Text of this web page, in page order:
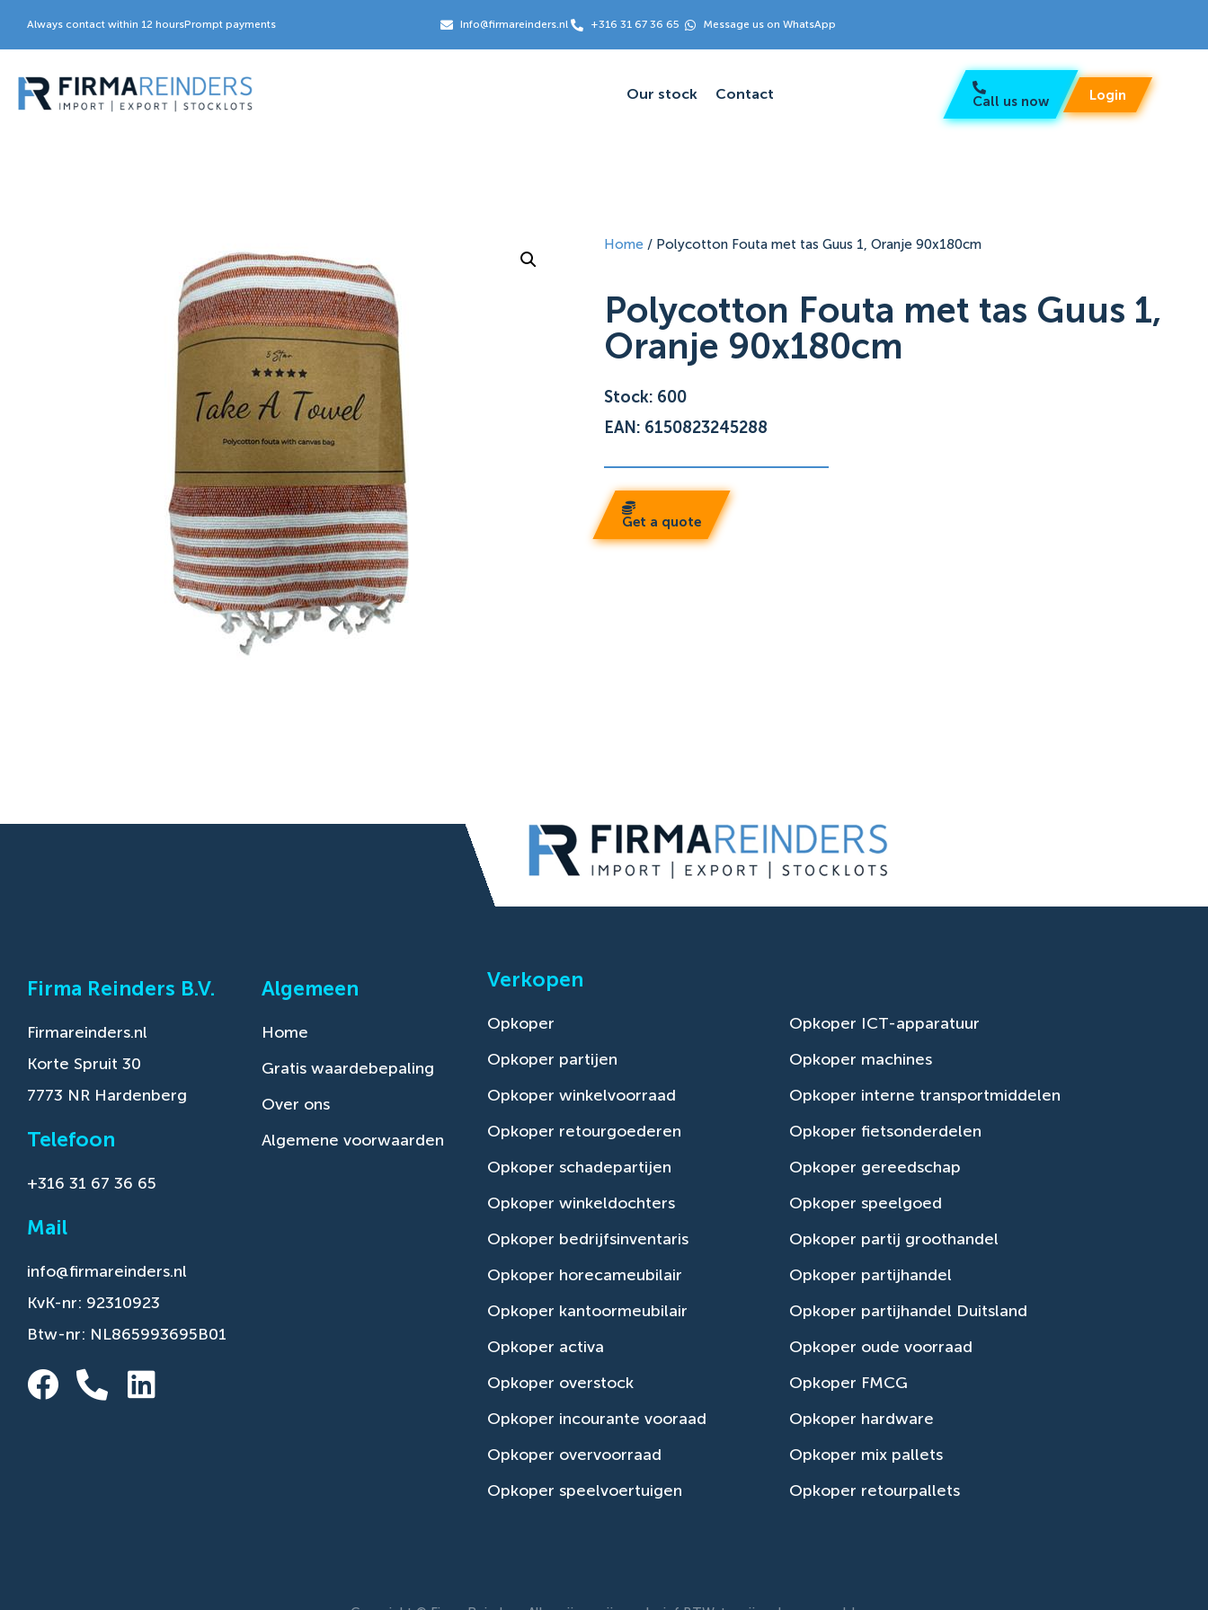
Always contact within 12 hoursPrompt payments Info@firmareinders.nl +316 31 67 36 65 Message us on WhatsApp
Our stock Contact Call us now Login
Home / Polycotton Fouta met tas Guus 1, Oranje 90x180cm
Polycotton Fouta met tas Guus 1,
Oranje 90x180cm
Stock: 600
EAN: 6150823245288
Get a quote
Firma Reinders B.V.
Firmareinders.nl
Korte Spruit 30
7773 NR Hardenberg
Telefoon
+316 31 67 36 65
Mail
info@firmareinders.nl
KvK-nr: 92310923
Btw-nr: NL865993695B01
Algemeen
Home
Gratis waardebepaling
Over ons
Algemene voorwaarden
Verkopen
Opkoper
Opkoper partijen
Opkoper winkelvoorraad
Opkoper retourgoederen
Opkoper schadepartijen
Opkoper winkeldochters
Opkoper bedrijfsinventaris
Opkoper horecameubilair
Opkoper kantoormeubilair
Opkoper activa
Opkoper overstock
Opkoper incourante vooraad
Opkoper overvoorraad
Opkoper speelvoertuigen
Opkoper ICT-apparatuur
Opkoper machines
Opkoper interne transportmiddelen
Opkoper fietsonderdelen
Opkoper gereedschap
Opkoper speelgoed
Opkoper partij groothandel
Opkoper partijhandel
Opkoper partijhandel Duitsland
Opkoper oude voorraad
Opkoper FMCG
Opkoper hardware
Opkoper mix pallets
Opkoper retourpallets